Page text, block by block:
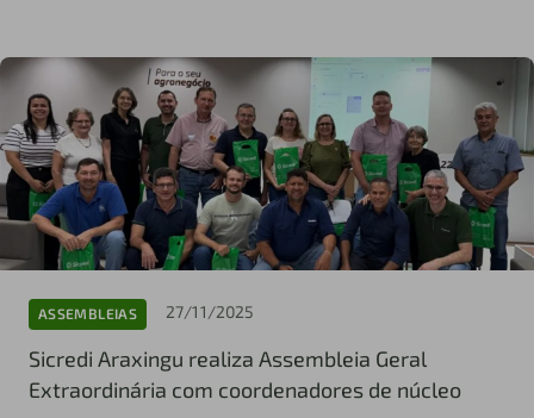
ASSEMBLEIAS 27/11/2025
Sicredi Araxingu realiza Assembleia Geral
Extraordinária com coordenadores de núcleo